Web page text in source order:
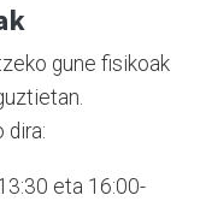
gune fisikoak
dira:
eta 16:00-